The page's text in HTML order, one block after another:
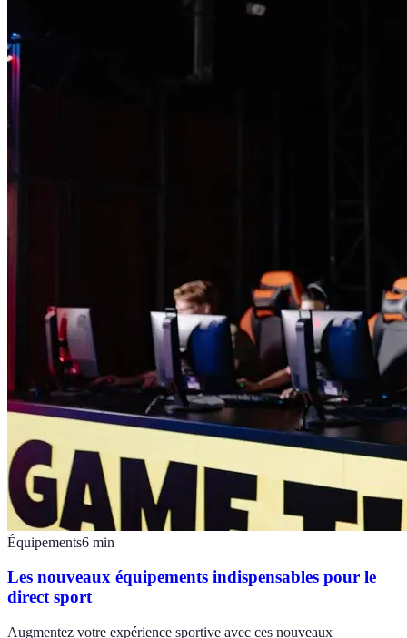
Équipements6 min
Les nouveaux équipements indispensables pour le
direct sport
Augmentez votre expérience sportive avec ces nouveaux